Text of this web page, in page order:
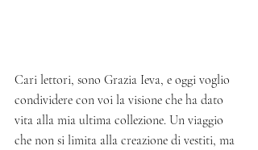
Cari lettori, sono Grazia Ieva, e oggi voglio
condividere con voi la visione che ha dato
vita alla mia ultima collezione. Un viaggio
che non si limita alla creazione di vestiti, ma